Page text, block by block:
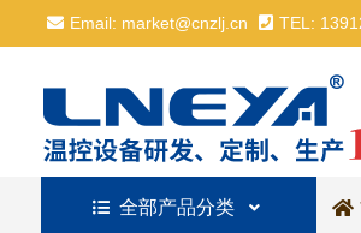
Email: market@cnzlj.cn TEL:
全部产品分类